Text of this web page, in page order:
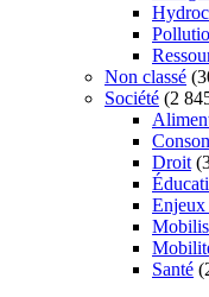
Non classé
Société (2
Droit
Enjeux
Santé